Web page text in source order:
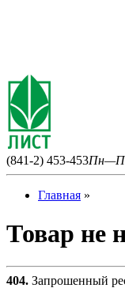
(841-2) 453-453
Главная »
Товар не
404. Запрошенный